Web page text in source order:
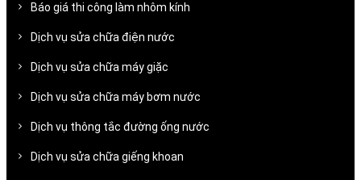
Báo giá thi công làm nhôm kính
Dịch vụ sửa chữa điện nước
Dịch vụ sửa chữa máy giặc
Dịch vụ sửa chữa máy bơm nước
Dịch vụ thông tắc đường ống nước
Dịch vụ sửa chữa giếng khoan